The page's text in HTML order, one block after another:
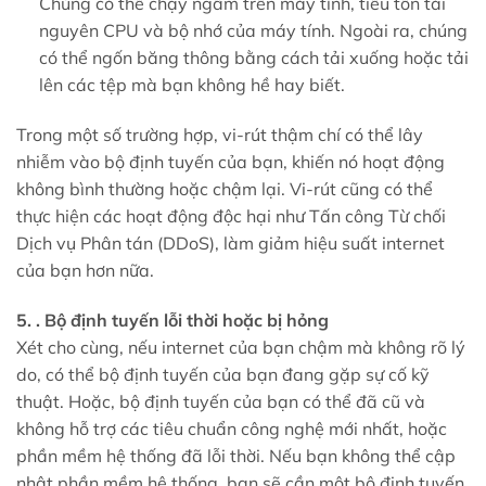
nguyên CPU và bộ nhớ của máy tính. Ngoài ra, chúng
có thể ngốn băng thông bằng cách tải xuống hoặc tải
lên các tệp mà bạn không hề hay biết.
Trong một số trường hợp, vi-rút thậm chí có thể lây
nhiễm vào bộ định tuyến của bạn, khiến nó hoạt động
không bình thường hoặc chậm lại. Vi-rút cũng có thể
thực hiện các hoạt động độc hại như Tấn công Từ chối
Dịch vụ Phân tán (DDoS), làm giảm hiệu suất internet
của bạn hơn nữa.
5. . Bộ định tuyến lỗi thời hoặc bị hỏng
Xét cho cùng, nếu internet của bạn chậm mà không rõ lý
do, có thể bộ định tuyến của bạn đang gặp sự cố kỹ
thuật. Hoặc, bộ định tuyến của bạn có thể đã cũ và
không hỗ trợ các tiêu chuẩn công nghệ mới nhất, hoặc
phần mềm hệ thống đã lỗi thời. Nếu bạn không thể cập